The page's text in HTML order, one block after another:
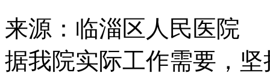
来源：临淄区人民医院
据我院实际工作需要，